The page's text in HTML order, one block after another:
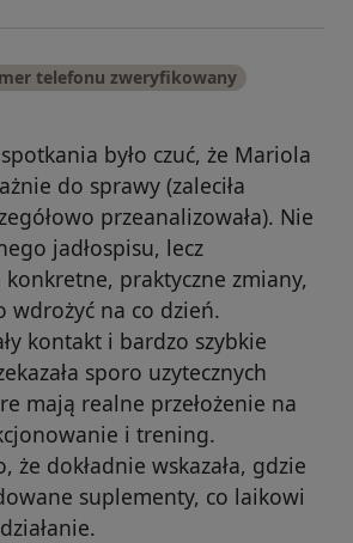
telefonu zweryfikowany
było czuć, że Mariola
do sprawy (zaleciła
przeanalizowała). Nie
jadłospisu, lecz
konkretne, praktyczne zmiany,
wdrożyć na co dzień.
kontakt i bardzo szybkie
sporo uzytecznych
mają realne przełożenie na
i trening.
że dokładnie wskazała, gdzie
suplementy, co laikowi